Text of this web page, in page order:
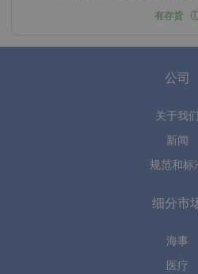
有存货
公司
关于我们
新闻
规范和标
细分市
海事
医疗